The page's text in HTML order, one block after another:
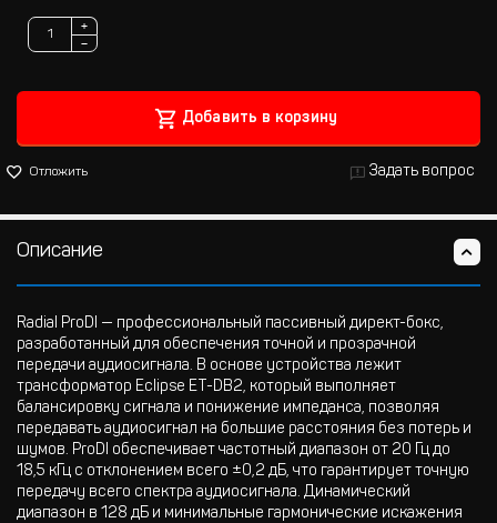
+
−
Добавить в корзину
Отложить Задать вопрос
Описание
Radial ProDI — профессиональный пассивный директ-бокс,
разработанный для обеспечения точной и прозрачной
передачи аудиосигнала. В основе устройства лежит
трансформатор Eclipse ET-DB2, который выполняет
балансировку сигнала и понижение импеданса, позволяя
передавать аудиосигнал на большие расстояния без потерь и
шумов. ProDI обеспечивает частотный диапазон от 20 Гц до
18,5 кГц с отклонением всего ±0,2 дБ, что гарантирует точную
передачу всего спектра аудиосигнала. Динамический
диапазон в 128 дБ и минимальные гармонические искажения